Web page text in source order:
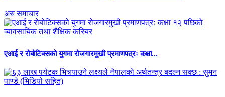
अरु समाचार
एआई र रोबोटिक्सको युगमा रोजगारमुखी प्रमाणपत्रः कक्षा...